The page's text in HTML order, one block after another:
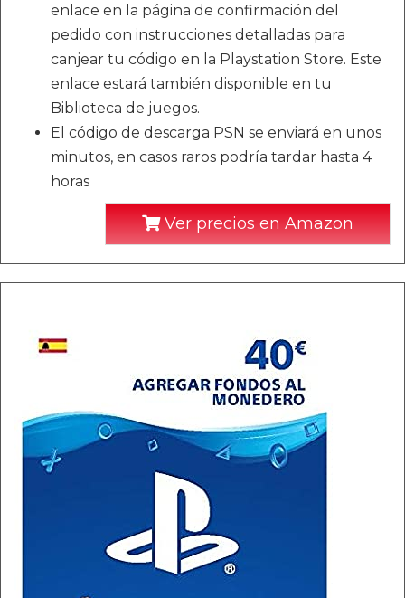
enlace en la página de confirmación del
pedido con instrucciones detalladas para
canjear tu código en la Playstation Store. Este
enlace estará también disponible en tu
Biblioteca de juegos.
El código de descarga PSN se enviará en unos
minutos, en casos raros podría tardar hasta 4
horas
Ver precios en Amazon